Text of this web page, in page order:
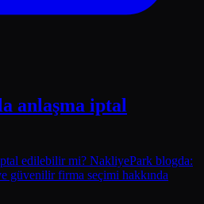
anlaşma iptal
edilebilir mi? NakliyePark blogda:
güvenilir firma seçimi hakkında